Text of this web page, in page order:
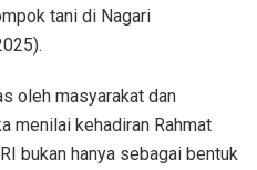
tani di Nagari
oleh masyarakat dan
menilai kehadiran Rahmat
bukan hanya sebagai bentuk